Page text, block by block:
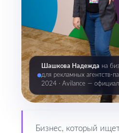
Шашкова Надежда на
для рекламных агентств-
2024 · Avilance —
Бизнес, который